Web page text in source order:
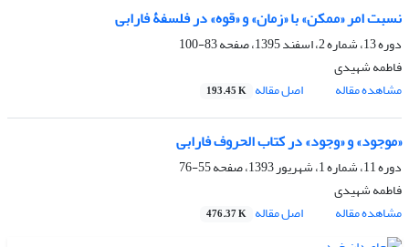
نسبت امر «ممکن» با «زمان» و «قوه» در فلسفۀ فارابی
دوره 13، شماره 2، اسفند 1395، صفحه
83-100
فاطمه شهیدی
مشاهده مقاله
اصل مقاله 193.45 K
«موجود» و «وجود» در کتاب الحروف فارابی
دوره 11، شماره 1، شهریور 1393، صفحه
55-76
فاطمه شهیدی
مشاهده مقاله
اصل مقاله 476.37 K